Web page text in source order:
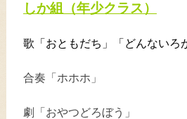
しか組（年少クラス）
歌「おともだち」「どんないろ
合奏「ホホホ」
劇「おやつどろぼう」